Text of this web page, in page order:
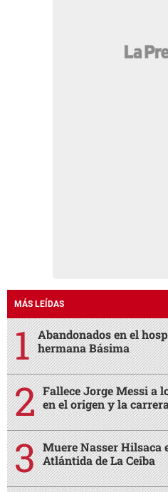
MÁS LEÍDAS
Abandonados en el
hermana Básima
Fallece Jorge Messi a
en el origen y la
Muere Nasser Hilsaca
Atlántida de La Ceiba